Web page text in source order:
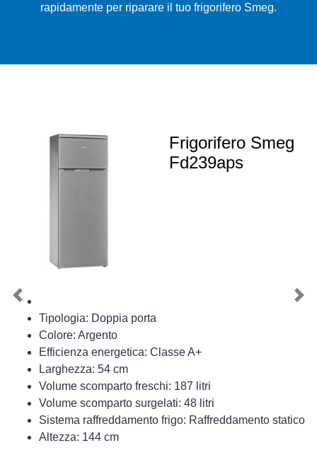
rapidamente per riparare il tuo frigorifero Smeg.
Frigorifero Smeg
Fd239aps
Tipologia: Doppia porta
Colore: Argento
Efficienza energetica: Classe A+
Larghezza: 54 cm
Volume scomparto freschi: 187 litri
Volume scomparto surgelati: 48 litri
Sistema raffreddamento frigo: Raffreddamento statico
Altezza: 144 cm
Previous